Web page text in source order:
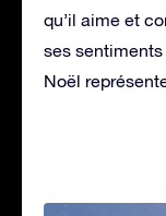
qu’il aime et
ses
Noël